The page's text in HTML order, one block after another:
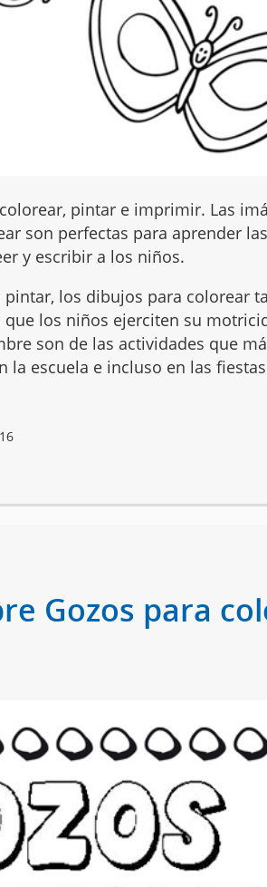
pintar e imprimir. Las
son perfectas para aprender
y escribir a los niños.
los dibujos para colorear
los niños ejerciten su
son de las actividades que
la escuela e incluso en las
Gozos para